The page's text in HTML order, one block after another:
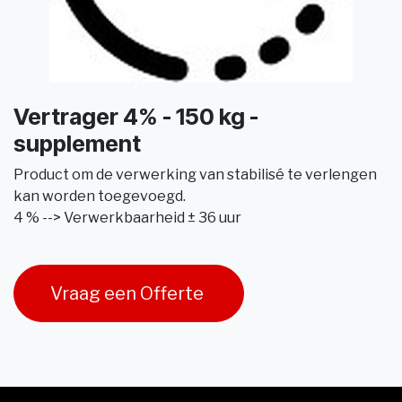
Vertrager 4% - 150 kg -
supplement
Product om de verwerking van stabilisé te verlengen
kan worden toegevoegd.
4 % --> Verwerkbaarheid ± 36 uur
Vraag een Offerte